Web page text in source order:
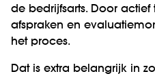
de bedrijfsarts. Door
afspraken en
het proces.
Dat is extra belangrijk in